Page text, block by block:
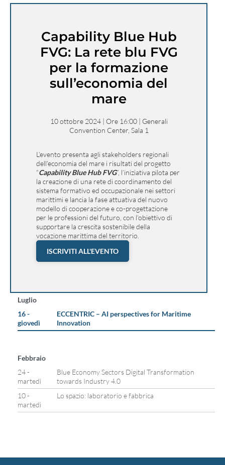
Capability Blue Hub
FVG: La rete blu FVG
per la formazione
sull’economia del
mare
10 ottobre 2024 | Ore 16:00 | Generali
Convention Center, Sala 1
L’evento presenta agli stakeholders regionali
dell’economia del mare i risultati del progetto
“Capability Blue Hub FVG”, l’iniziativa pilota per
la creazione di una rete di coordinamento del
sistema formativo ed occupazionale nei settori
marittimi e lancia la fase attuativa del nuovo
modello di cooperazione e co-progettazione
per le professioni del futuro, con l’obiettivo di
supportare la crescita sostenibile della
vocazione marittima del territorio.
ISCRIVITI ALL'EVENTO
Luglio
16 -
giovedì
ECCENTRIC – AI perspectives for Maritime
Innovation
Febbraio
24 -
martedì
Blue Economy Sectors Digital Transformation
towards Industry 4.0
10 -
martedì
Lo spazio: laboratorio e fabbrica